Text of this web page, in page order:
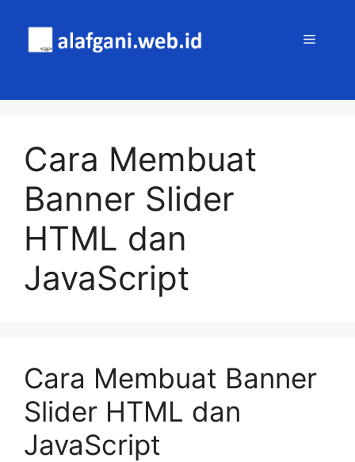
content
MENU
Cara Membuat
Banner Slider
HTML dan
JavaScript
Cara Membuat Banner
Slider HTML dan
JavaScript